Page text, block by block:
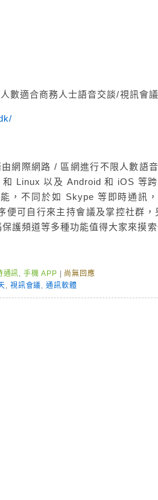
數適合商務人士語音交談/視訊會
網際網路 / 區網進行不限人數語
Linux 以及 Android 和 iOS 等
，不同於如 Skype 等即時通訊
便可自行來主持會議及掌控社群
護頻道等多種功能值得大家來摸索
通訊, 手機 APP
尚無回應
, 視訊會議, 通訊軟體